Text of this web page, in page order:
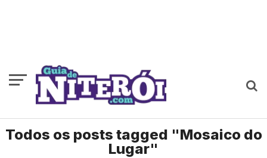
Todos os posts tagged "Mosaico do
Lugar"